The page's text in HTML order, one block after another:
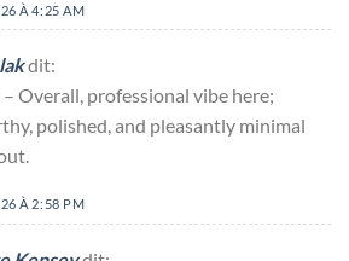
À 4:25 AM
dit:
– Overall, professional vibe here;
polished, and pleasantly minimal
À 2:58 PM